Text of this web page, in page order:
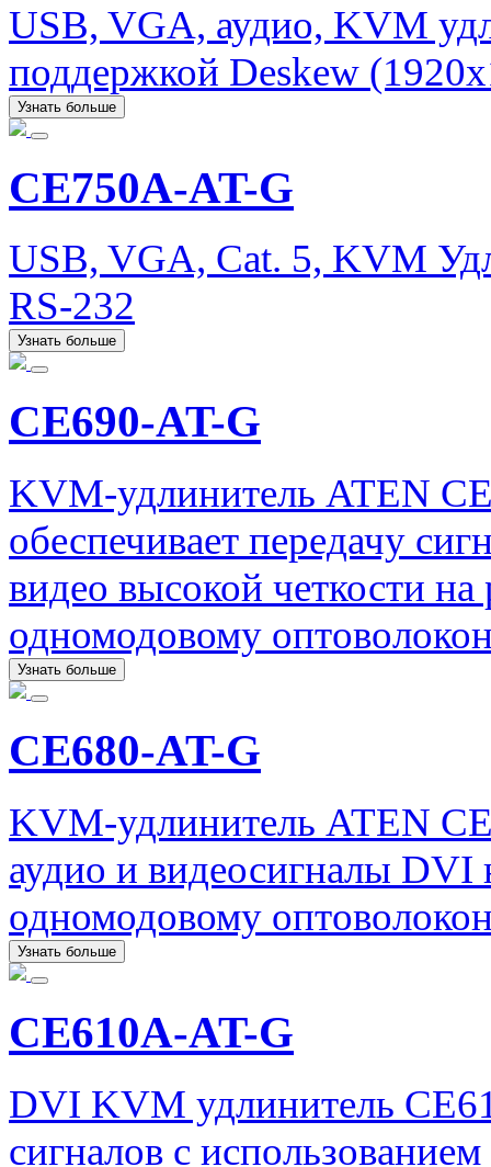
USB, VGA, аудио, KVM
поддержкой Deskew
Узнать больше
CE750A-AT-G
USB, VGA, Cat. 5, KVM
RS-232
Узнать больше
CE690-AT-G
KVM-удлинитель ATEN
обеспечивает передачу
видео высокой четкости
одномодовому
Узнать больше
CE680-AT-G
KVM-удлинитель ATEN
аудио и видеосигналы DVI
одномодовому
Узнать больше
CE610A-AT-G
DVI KVM удлинитель
сигналов с